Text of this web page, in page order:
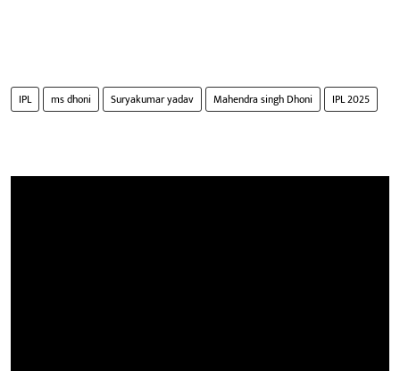
IPL ms dhoni Suryakumar yadav Mahendra singh Dhoni IPL 2025